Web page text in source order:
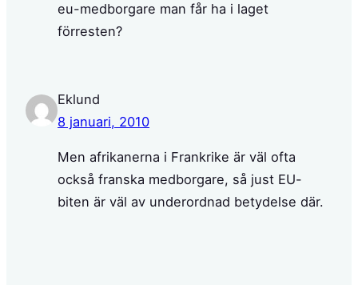
eu-medborgare man får ha i laget
förresten?
Eklund
8 januari, 2010
Men afrikanerna i Frankrike är väl ofta
också franska medborgare, så just EU-
biten är väl av underordnad betydelse där.